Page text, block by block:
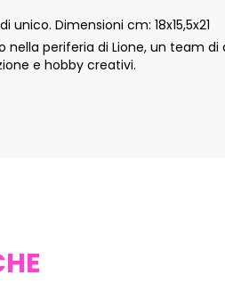
Dimensioni cm: 18x15,5x21
nella periferia di Lione, un team di
e hobby creativi.